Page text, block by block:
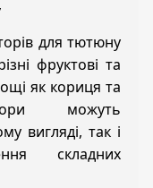
для тютюну
фруктові та
як кориця та
можуть
вигляді, так і
складних